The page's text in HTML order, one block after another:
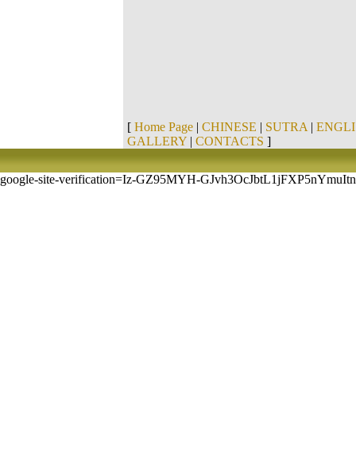
[ Home Page | CHINESE | SUTRA |
GALLERY | CONTACTS ]
google-site-verification=Iz-GZ95MYH-